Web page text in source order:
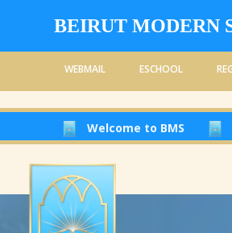
BEIRUT MODERN
WEBMAIL ESCHOOL
Welcome to BMS Book Your